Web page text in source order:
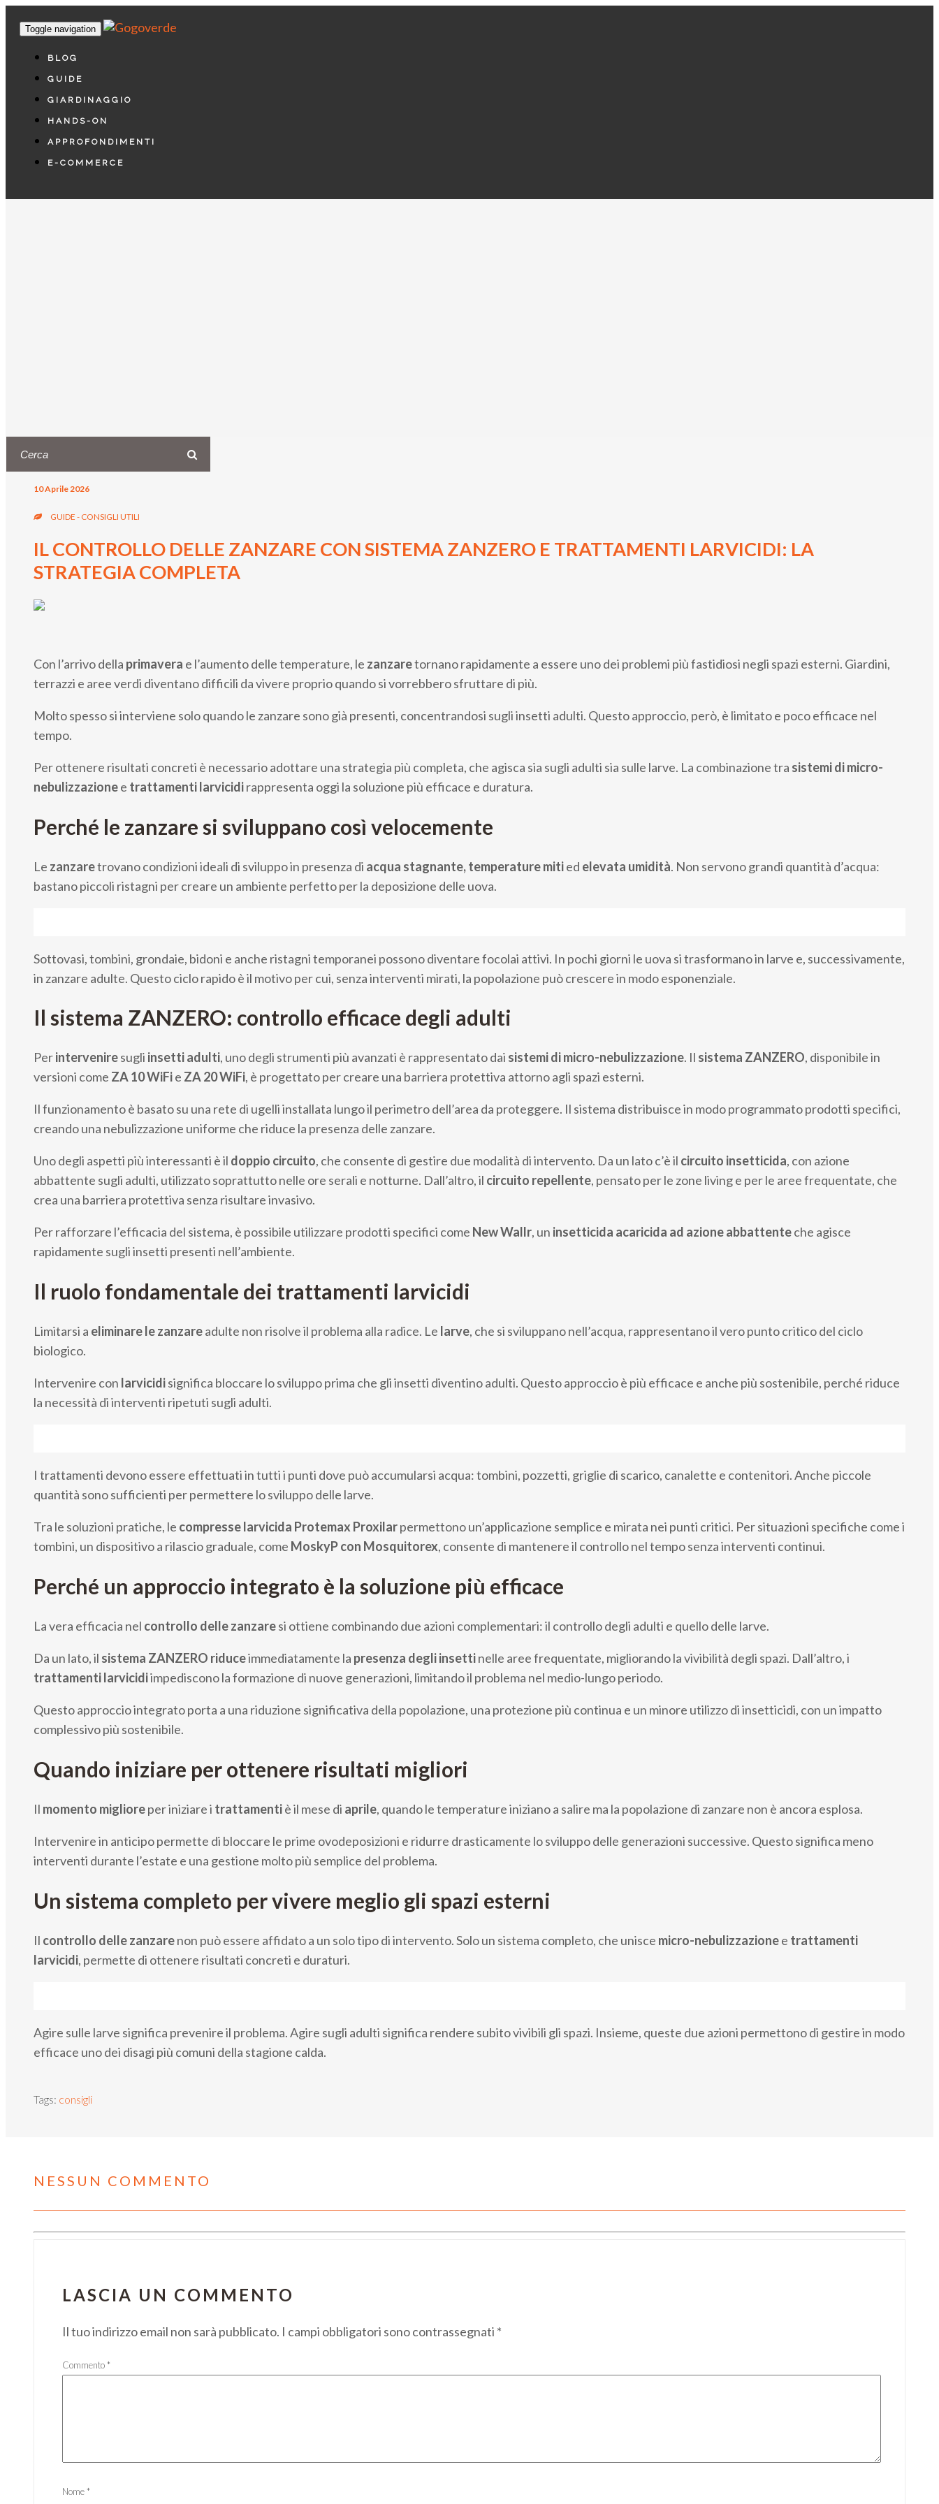
Toggle navigation
BLOG
GUIDE
GIARDINAGGIO
HANDS-ON
APPROFONDIMENTI
E-COMMERCE
10 Aprile 2026
GUIDE - CONSIGLI UTILI
IL CONTROLLO DELLE ZANZARE CON SISTEMA ZANZERO E TRATTAMENTI LARVICIDI: LA
STRATEGIA COMPLETA
Con l’arrivo della primavera e l’aumento delle temperature, le zanzaretornano rapidamente a essere uno dei problemi più fastidiosi negli spazi esterni. Giardini,
terrazzi e aree verdi diventano difficili da vivere proprio quando si vorrebbero sfruttare di più.
Molto spesso si interviene solo quando le zanzare sono già presenti, concentrandosi sugli insetti adulti. Questo approccio, però, è limitato e poco efficace nel
tempo.
Per ottenere risultati concreti è necessario adottare una strategia più completa, che agisca sia sugli adulti sia sulle larve. La combinazione tra sistemi di micro-
nebulizzazionee trattamenti larvicidirappresenta oggi la soluzione più efficace e duratura.
Perché le zanzare si sviluppano così velocemente
Le zanzaretrovano condizioni ideali di sviluppo in presenza di acqua stagnante, temperature mitied elevata umidità. Non servono grandi quantità d’acqua:
bastano piccoli ristagni per creare un ambiente perfetto per la deposizione delle uova.
Sottovasi, tombini, grondaie, bidoni e anche ristagni temporanei possono diventare focolai attivi. In pochi giorni le uova si trasformano in larve e, successivamente,
in zanzare adulte. Questo ciclo rapido è il motivo per cui, senza interventi mirati, la popolazione può crescere in modo esponenziale.
Il sistema ZANZERO: controllo efficace degli adulti
Perinterveniresugli insetti adulti, uno degli strumenti più avanzati è rappresentato dai sistemi dimicro-nebulizzazione. Il sistema ZANZERO, disponibile in
versioni come ZA 10 WiFie ZA 20 WiFi, è progettato per creare una barriera protettiva attorno agli spazi esterni.
Il funzionamento è basato su una rete di ugelli installata lungo il perimetro dell’area da proteggere. Il sistema distribuisce in modo programmato prodotti specifici,
creando una nebulizzazione uniforme che riduce la presenza delle zanzare.
Uno degli aspetti più interessanti è il doppio circuito, che consente di gestire due modalità di intervento. Da un lato c’è il circuito insetticida, con azione
abbattente sugli adulti, utilizzato soprattutto nelle ore serali e notturne. Dall’altro, il circuito repellente, pensato per le zone living e per le aree frequentate, che
crea una barriera protettiva senza risultare invasivo.
Per rafforzare l’efficacia del sistema, è possibile utilizzare prodotti specifici come New Wallr, un insetticida acaricida ad azione abbattenteche agisce
rapidamente sugli insetti presenti nell’ambiente.
Il ruolo fondamentale dei trattamenti larvicidi
Limitarsi a eliminare le zanzareadulte non risolve il problema alla radice. Le larve, che si sviluppano nell’acqua, rappresentano il vero punto critico del ciclo
biologico.
Intervenire con larvicidisignifica bloccare lo sviluppo prima che gli insetti diventino adulti. Questo approccio è più efficace e anche più sostenibile, perché riduce
la necessità di interventi ripetuti sugli adulti.
I trattamenti devono essere effettuati in tutti i punti dove può accumularsi acqua: tombini, pozzetti, griglie di scarico, canalette e contenitori. Anche piccole
quantità sono sufficienti per permettere lo sviluppo delle larve.
Tra le soluzioni pratiche, le compresse larvicida Protemax Proxilarpermettono un’applicazione semplice e mirata nei punti critici. Per situazioni specifiche come i
tombini, un dispositivo a rilascio graduale, come MoskyP con Mosquitorex, consente di mantenere il controllo nel tempo senza interventi continui.
Perché un approccio integrato è la soluzione più efficace
La vera efficacia nel controllo delle zanzaresi ottiene combinando due azioni complementari: il controllo degli adulti e quello delle larve.
Da un lato, il sistema ZANZERO riduceimmediatamente la presenza degli insettinelle aree frequentate, migliorando la vivibilità degli spazi. Dall’altro, i
trattamenti larvicidiimpediscono la formazione di nuove generazioni, limitando il problema nel medio-lungo periodo.
Questo approccio integrato porta a una riduzione significativa della popolazione, una protezione più continua e un minore utilizzo di insetticidi, con un impatto
complessivo più sostenibile.
Quando iniziare per ottenere risultati migliori
Il momento miglioreper iniziare i trattamentiè il mese di aprile, quando le temperature iniziano a salire ma la popolazione di zanzare non è ancora esplosa.
Intervenire in anticipo permette di bloccare le prime ovodeposizioni e ridurre drasticamente lo sviluppo delle generazioni successive. Questo significa meno
interventi durante l’estate e una gestione molto più semplice del problema.
Un sistema completo per vivere meglio gli spazi esterni
Il controllo delle zanzarenon può essere affidato a un solo tipo di intervento. Solo un sistema completo, che unisce micro-nebulizzazionee trattamenti
larvicidi, permette di ottenere risultati concreti e duraturi.
Agire sulle larve significa prevenire il problema. Agire sugli adulti significa rendere subito vivibili gli spazi. Insieme, queste due azioni permettono di gestire in modo
efficace uno dei disagi più comuni della stagione calda.
Tags: consigli
NESSUN COMMENTO
LASCIA UN COMMENTO
Il tuo indirizzo email non sarà pubblicato. I campi obbligatori sono contrassegnati *
Commento *
Nome *